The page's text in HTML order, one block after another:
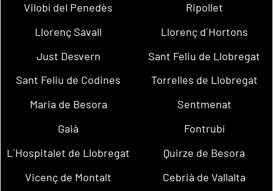
Vilobí del Penedès
Ripollet
Llorenç Savall
Llorenç d´Hortons
Just Desvern
Sant Feliu de Llobregat
Sant Feliu de Codines
Torrelles de Llobregat
Maria de Besora
Sentmenat
Gaià
Fontrubí
L´Hospitalet de Llobregat
Quirze de Besora
Vicenç de Montalt
Cebrià de Vallalta